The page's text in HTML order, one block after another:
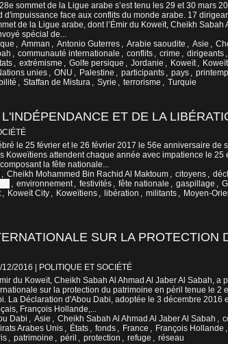
sommet de la Ligue arabe s’est tenu les 29 et 30 mars
d'impuissance face aux conflits du monde arabe. 17
de la Ligue arabe, dont l’Émir du Koweït, Cheikh Sabah
spécial de...
, Amman , Antonio Guterres , Arabie saoudite , Asie ,
, communauté internationale , conflits , crime , dirigeants ,
, extrémisme , Golfe persique , Jordanie , Koweït ,
unies , ONU , Palestine , participants , pays ,
, Staffan de Mistura , Syrie , terrorisme , Turquie
ET DE LA
le 25 février et le 26 février 2017 le 56e anniversaire de
Koweïtiens attendent chaque année avec impatience le 25
la fête nationale...
, Cheikh Mohammed Bin Rachid Al Maktoum , citoyens ,
, environnement , festivités , fête nationale , gaspillage ,
, Koweït City , Koweïtiens , libération , militants , Moyen-
SUR LA PROTECTION
12/2016
POLITIQUE ET SOCIÉTÉ
du Koweït, Cheikh Sabah Al Ahmad Al Jaber Al Sabah, a
sur la protection du patrimoine en péril tenue le 2
La Déclaration d'Abou Dabi, adoptée le 3 décembre 2016
François Hollande,...
Dabi , Asie , Cheikh Sabah Al Ahmad Al Jaber Al Sabah ,
Arabes Unis , États , fonds , France , François Hollande ,
, patrimoine , péril , protection , refuge , réseau